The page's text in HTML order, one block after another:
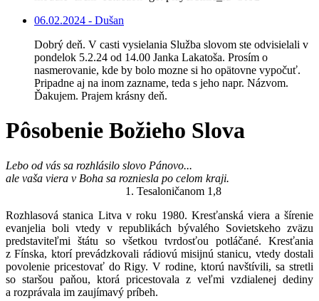
06.02.2024 - Dušan
Dobrý deň. V casti vysielania Služba slovom ste odvisielali v
pondelok 5.2.24 od 14.00 Janka Lakatoša. Prosím o
nasmerovanie, kde by bolo mozne si ho opätovne vypočuť.
Pripadne aj na inom zazname, teda s jeho napr. Názvom.
Ďakujem. Prajem krásny deň.
Pôsobenie Božieho Slova
Lebo od vás sa rozhlásilo slovo Pánovo...
ale vaša viera v Boha sa rozniesla po celom kraji.
1. Tesaloničanom 1,8
Rozhlasová stanica Litva v roku 1980. Kresťanská viera a šírenie
evanjelia boli vtedy v republikách bývalého Sovietskeho zväzu
predstaviteľmi štátu so všetkou tvrdosťou potláčané. Kresťania
z Fínska, ktorí prevádzkovali rádiovú misijnú stanicu, vtedy dostali
povolenie pricestovať do Rigy. V rodine, ktorú navštívili, sa stretli
so staršou paňou, ktorá pricestovala z veľmi vzdialenej dediny
a rozprávala im zaujímavý príbeh.